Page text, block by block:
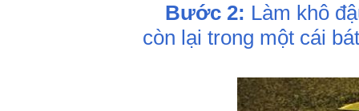
Bước 2: Làm khô
còn lại trong một cái